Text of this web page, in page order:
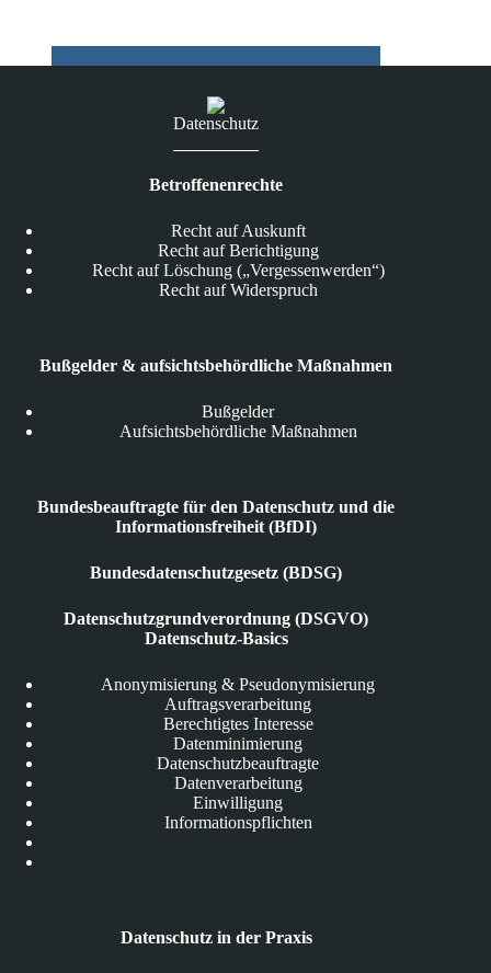
Datenschutz
Betroffenenrechte
Recht auf Auskunft
Recht auf Berichtigung
Recht auf Löschung („Vergessenwerden“)
Recht auf Widerspruch
Bußgelder & aufsichtsbehördliche Maßnahmen
Bußgelder
Aufsichtsbehördliche Maßnahmen
Bundesbeauftragte für den Datenschutz und die
Informationsfreiheit (BfDI)
Bundesdatenschutzgesetz (BDSG)
Datenschutzgrundverordnung (DSGVO)
Datenschutz-Basics
Anonymisierung & Pseudonymisierung
Auftragsverarbeitung
Berechtigtes Interesse
Datenminimierung
Datenschutzbeauftragte
Datenverarbeitung
Einwilligung
Informationspflichten
Datenschutz in der Praxis